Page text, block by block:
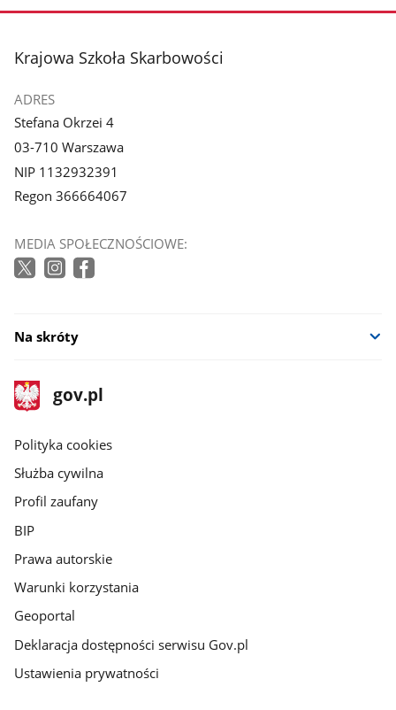
stopka
Krajowa Szkoła Skarbowości
ADRES
Stefana Okrzei 4
03-710 Warszawa
NIP 1132932391
Regon 366664067
MEDIA SPOŁECZNOŚCIOWE:
Na skróty
stopka
gov.pl
Strona
gov.pl
gov.pl
Polityka cookies
Służba cywilna
Profil zaufany
BIP
Prawa autorskie
Warunki korzystania
Geoportal
Deklaracja dostępności serwisu Gov.pl
Ustawienia prywatności